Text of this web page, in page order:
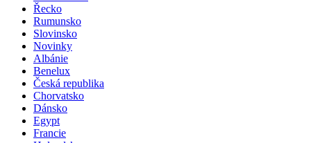
Řecko
Rumunsko
Slovinsko
Novinky
Albánie
Benelux
Česká republika
Chorvatsko
Dánsko
Egypt
Francie